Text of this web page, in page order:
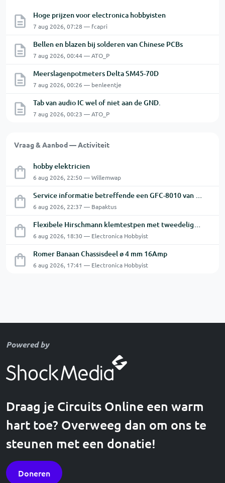
Hoge prijzen voor electronica hobbyisten
7 aug 2026, 07:28 — fcapri
Bellen en blazen bij solderen van Chinese PCBs
7 aug 2026, 00:44 — ATO_P
Meerslagenpotmeters Delta SM45-70D
7 aug 2026, 00:26 — benleentje
Tab van audio IC wel of niet aan de GND.
7 aug 2026, 00:23 — ATO_P
Vraag & Aanbod — Activiteit
hobby elektricien
6 aug 2026, 22:50 — Willemwap
Service informatie betreffende een GFC-8010 van GW
6 aug 2026, 22:37 — Bapaktus
Flexibele Hirschmann klemtestpen met tweedelige klem.
6 aug 2026, 18:30 — Electronica Hobbyist
Romer Banaan Chassisdeel ø 4 mm 16Amp
6 aug 2026, 17:41 — Electronica Hobbyist
Powered by
Draag je Circuits Online een warm
hart toe? Overweeg dan om ons te
steunen met een donatie!
Doneren